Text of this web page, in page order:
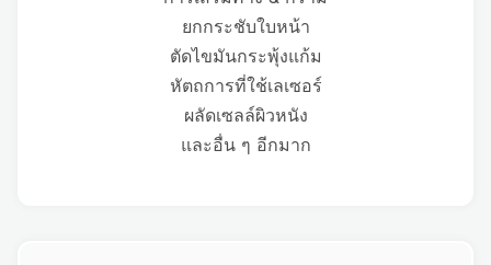
ยกกระชับใบหน้า
ตัดไขมันกระพุ้งแก้ม
หัตถการที่ใช้เลเซอร์
ผลัดเซลล์ผิวหนัง
และอื่น ๆ อีกมาก